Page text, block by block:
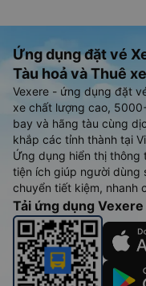
Ứng dụng đặt vé
Tàu hoả và Thuê xe
Vexere - ứng dụng đặt
xe chất lượng cao,
bay và hãng tàu cùng
khắp các tỉnh thành tại
Ứng dụng hiển thị thông
tiện ích giúp người dùng
chuyển tiết kiệm, nhanh
Tải ứng dụng